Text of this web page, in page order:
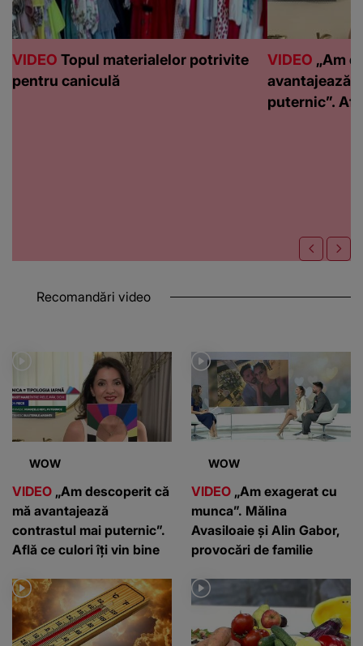
VIDEO Topul materialelor potrivite
pentru caniculă
VIDEO „Am
avantajează
puternic”.
Recomandări video
WOW
VIDEO „Am descoperit că
mă avantajează
contrastul mai puternic”.
Află ce culori îți vin bine
WOW
VIDEO „Am exagerat cu
munca”. Mălina
Avasiloaie și Alin Gabor,
provocări de familie